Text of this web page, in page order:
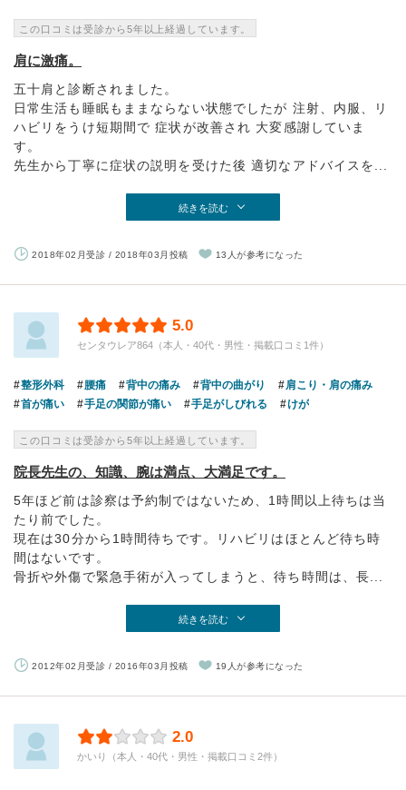
この口コミは受診から5年以上経過しています。
肩に激痛。
五十肩と診断されました。
日常生活も睡眠もままならない状態でしたが 注射、内服、リ
ハビリをうけ短期間で 症状が改善され 大変感謝していま
す。
先生から丁寧に症状の説明を受けた後 適切なアドバイスを...
続きを読む
2018年02月受診 / 2018年03月投稿 13人が参考になった
5.0
センタウレア864（本人・40代・男性・掲載口コミ1件）
整形外科 腰痛 背中の痛み 背中の曲がり
肩こり・肩の痛み
首が痛い
手足の関節が痛い 手足がしびれる けが
この口コミは受診から5年以上経過しています。
院長先生の、知識、腕は満点、大満足です。
5年ほど前は診察は予約制ではないため、1時間以上待ちは当
たり前でした。
現在は30分から1時間待ちです。リハビリはほとんど待ち時
間はないです。
骨折や外傷で緊急手術が入ってしまうと、待ち時間は、長...
続きを読む
2012年02月受診 / 2016年03月投稿 19人が参考になった
2.0
かいり（本人・40代・男性・掲載口コミ2件）